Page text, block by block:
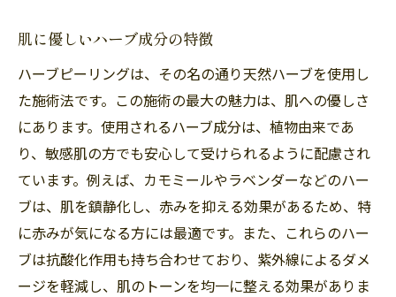
施術後の肌の変化とその持続性
福岡市南区大橋でのサロン選びのポイント
効果を最大化するためのアフターケア
ハーブピーリングで肌トーンを整える福岡市南
区大橋の美容法
均一な肌トーンを手に入れる方法
明るさと透明感を引き出す効果
施術による肌質改善
肌トーンの違いを実感するまでの期間
肌に優しいハーブ成分の特徴
ハーブピーリングは、その名の通り天然ハーブを使用し
た施術法です。この施術の最大の魅力は、肌への優しさ
にあります。使用されるハーブ成分は、植物由来であ
り、敏感肌の方でも安心して受けられるように配慮され
ています。例えば、カモミールやラベンダーなどのハー
ブは、肌を鎮静化し、赤みを抑える効果があるため、特
に赤みが気になる方には最適です。また、これらのハー
ブは抗酸化作用も持ち合わせており、紫外線によるダメ
ージを軽減し、肌のトーンを均一に整える効果がありま